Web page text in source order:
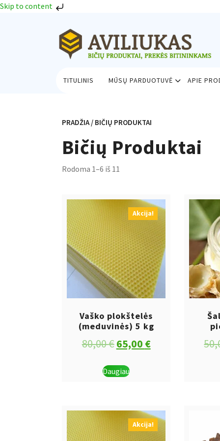
Skip to content
TITULINIS MŪSŲ PARDUOTUVĖ APIE
PRADŽIA/ BIČIŲ PRODUKTAI
Bičių Produktai
Rodoma 1–6 iš 11
Akcija!
Vaško plokštelės
(meduvinės) 5 kg
80,00€Original
was:
65,00 €Current
Daugiau
Akcija!